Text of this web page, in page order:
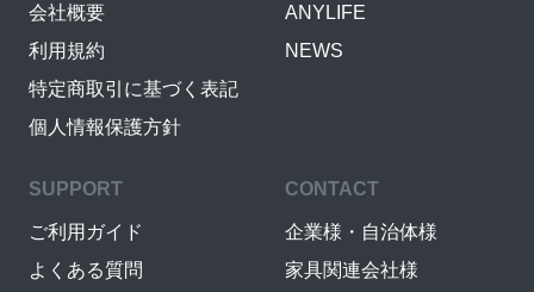
会社概要
利用規約
特定商取引に基づく表記
個人情報保護方針
ANYLIFE
NEWS
SUPPORT
ご利用ガイド
よくある質問
CONTACT
企業様・自治体様
家具関連会社様